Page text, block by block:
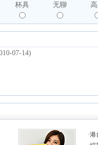
杯具 无聊
07-14)